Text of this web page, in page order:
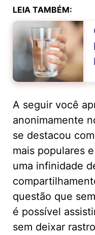
LEIA TAMBÉM:
A seguir você
anonimamente
se destacou
mais populares
uma infinidade
questão que
é possível
sem deixar